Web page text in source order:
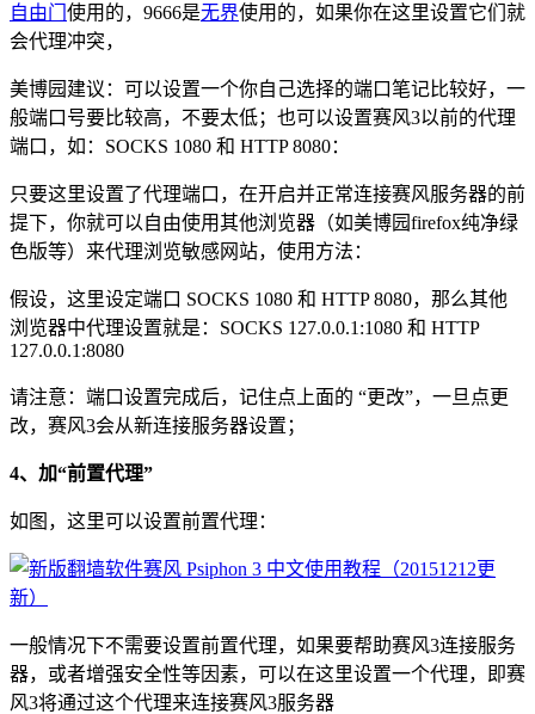
自由门 使用的，9666是无界使用的，如果你在这里设置它们就
会代理冲突，
美博园建议：可以设置一个你自己选择的端口笔记比较好，一
般端口号要比较高，不要太低；也可以设置赛风3以前的代理
端口，如：SOCKS 1080 和 HTTP 8080：
只要这里设置了代理端口，在开启并正常连接赛风服务器的前
提下，你就可以自由使用其他浏览器（如美博园firefox纯净绿
色版等）来代理浏览敏感网站，使用方法：
假设，这里设定端口 SOCKS 1080 和 HTTP 8080，那么其他
浏览器中代理设置就是：SOCKS 127.0.0.1:1080 和 HTTP
127.0.0.1:8080
请注意：端口设置完成后，记住点上面的 “更改”，一旦点更
改，赛风3会从新连接服务器设置；
4、加“前置代理”
如图，这里可以设置前置代理：
一般情况下不需要设置前置代理，如果要帮助赛风3连接服务
器，或者增强安全性等因素，可以在这里设置一个代理，即赛
风3将通过这个代理来连接赛风3服务器